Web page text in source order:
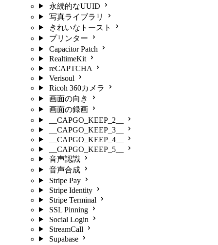
永続的なUUID
写真ライブラリ
きれいなトースト
プリンター
Capacitor Patch
RealtimeKit
reCAPTCHA
Verisoul
Ricoh 360カメラ
画面の向き
画面の録画
__CAPGO_KEEP_2__
__CAPGO_KEEP_3__
__CAPGO_KEEP_4__
__CAPGO_KEEP_5__
音声認識
音声合成
Stripe Pay
Stripe Identity
Stripe Terminal
SSL Pinning
Social Login
StreamCall
Supabase